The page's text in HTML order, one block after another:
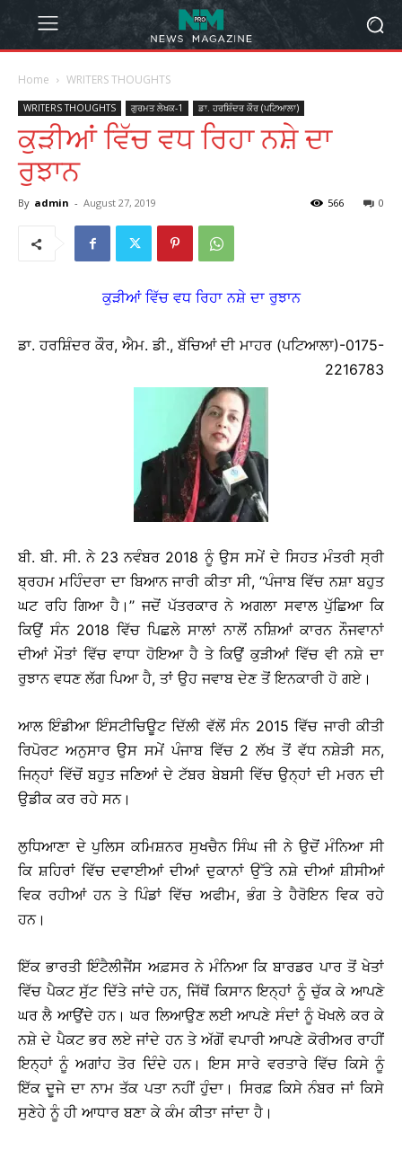
Home WRITERS THOUGHTS
WRITERS THOUGHTS ਗੁਰਮਤ ਲੇਖਕ-1 ਡਾ. ਹਰਸ਼ਿੰਦਰ ਕੌਰ (ਪਟਿਆਲਾ)
ਕੁੜੀਆਂ ਵਿੱਚ ਵਧ ਰਿਹਾ ਨਸ਼ੇ ਦਾ
ਰੁਝਾਨ
By admin - August 27, 2019 0
566
ਕੁੜੀਆਂ ਵਿੱਚ ਵਧ ਰਿਹਾ ਨਸ਼ੇ ਦਾ ਰੁਝਾਨ
ਡਾ. ਹਰਸ਼ਿੰਦਰ ਕੌਰ, ਐਮ. ਡੀ., ਬੱਚਿਆਂ ਦੀ ਮਾਹਰ (ਪਟਿਆਲਾ)-0175-
2216783
ਬੀ. ਬੀ. ਸੀ. ਨੇ 23 ਨਵੰਬਰ 2018 ਨੂੰ ਉਸ ਸਮੇਂ ਦੇ ਸਿਹਤ ਮੰਤਰੀ ਸ੍ਰੀ
ਬ੍ਰਹਮ ਮਹਿੰਦਰਾ ਦਾ ਬਿਆਨ ਜਾਰੀ ਕੀਤਾ ਸੀ, ‘‘ਪੰਜਾਬ ਵਿੱਚ ਨਸ਼ਾ ਬਹੁਤ
ਘਟ ਰਹਿ ਗਿਆ ਹੈ।’’ ਜਦੋਂ ਪੱਤਰਕਾਰ ਨੇ ਅਗਲਾ ਸਵਾਲ ਪੁੱਛਿਆ ਕਿ
ਕਿਉਂ ਸੰਨ 2018 ਵਿੱਚ ਪਿਛਲੇ ਸਾਲਾਂ ਨਾਲੋਂ ਨਸ਼ਿਆਂ ਕਾਰਨ ਨੌਜਵਾਨਾਂ
ਦੀਆਂ ਮੌਤਾਂ ਵਿੱਚ ਵਾਧਾ ਹੋਇਆ ਹੈ ਤੇ ਕਿਉਂ ਕੁੜੀਆਂ ਵਿੱਚ ਵੀ ਨਸ਼ੇ ਦਾ
ਰੁਝਾਨ ਵਧਣ ਲੱਗ ਪਿਆ ਹੈ, ਤਾਂ ਉਹ ਜਵਾਬ ਦੇਣ ਤੋਂ ਇਨਕਾਰੀ ਹੋ ਗਏ।
ਆਲ ਇੰਡੀਆ ਇੰਸਟੀਚਿਊਟ ਦਿੱਲੀ ਵੱਲੋਂ ਸੰਨ 2015 ਵਿੱਚ ਜਾਰੀ ਕੀਤੀ
ਰਿਪੋਰਟ ਅਨੁਸਾਰ ਉਸ ਸਮੇਂ ਪੰਜਾਬ ਵਿੱਚ 2 ਲੱਖ ਤੋਂ ਵੱਧ ਨਸ਼ੇੜੀ ਸਨ,
ਜਿਨ੍ਹਾਂ ਵਿੱਚੋਂ ਬਹੁਤ ਜਣਿਆਂ ਦੇ ਟੱਬਰ ਬੇਬਸੀ ਵਿੱਚ ਉਨ੍ਹਾਂ ਦੀ ਮਰਨ ਦੀ
ਉਡੀਕ ਕਰ ਰਹੇ ਸਨ।
ਲੁਧਿਆਣਾ ਦੇ ਪੁਲਿਸ ਕਮਿਸ਼ਨਰ ਸੁਖਚੈਨ ਸਿੰਘ ਜੀ ਨੇ ਉਦੋਂ ਮੰਨਿਆ ਸੀ
ਕਿ ਸ਼ਹਿਰਾਂ ਵਿੱਚ ਦਵਾਈਆਂ ਦੀਆਂ ਦੁਕਾਨਾਂ ਉੱਤੇ ਨਸ਼ੇ ਦੀਆਂ ਸ਼ੀਸੀਆਂ
ਵਿਕ ਰਹੀਆਂ ਹਨ ਤੇ ਪਿੰਡਾਂ ਵਿੱਚ ਅਫੀਮ, ਭੰਗ ਤੇ ਹੈਰੋਇਨ ਵਿਕ ਰਹੇ
ਹਨ।
ਇੱਕ ਭਾਰਤੀ ਇੰਟੈਲੀਜੈਂਸ ਅਫ਼ਸਰ ਨੇ ਮੰਨਿਆ ਕਿ ਬਾਰਡਰ ਪਾਰ ਤੋਂ ਖੇਤਾਂ
ਵਿੱਚ ਪੈਕਟ ਸੁੱਟ ਦਿੱਤੇ ਜਾਂਦੇ ਹਨ, ਜਿੱਥੋਂ ਕਿਸਾਨ ਇਨ੍ਹਾਂ ਨੂੰ ਚੁੱਕ ਕੇ ਆਪਣੇ
ਘਰ ਲੈ ਆਉਂਦੇ ਹਨ। ਘਰ ਲਿਆਉਣ ਲਈ ਆਪਣੇ ਸੰਦਾਂ ਨੂੰ ਖੋਖਲੇ ਕਰ ਕੇ
ਨਸ਼ੇ ਦੇ ਪੈਕਟ ਭਰ ਲਏ ਜਾਂਦੇ ਹਨ ਤੇ ਅੱਗੋਂ ਵਪਾਰੀ ਆਪਣੇ ਕੋਰੀਅਰ ਰਾਹੀਂ
ਇਨ੍ਹਾਂ ਨੂੰ ਅਗਾਂਹ ਤੋਰ ਦਿੰਦੇ ਹਨ। ਇਸ ਸਾਰੇ ਵਰਤਾਰੇ ਵਿੱਚ ਕਿਸੇ ਨੂੰ
ਇੱਕ ਦੂਜੇ ਦਾ ਨਾਮ ਤੱਕ ਪਤਾ ਨਹੀਂ ਹੁੰਦਾ। ਸਿਰਫ਼ ਕਿਸੇ ਨੰਬਰ ਜਾਂ ਕਿਸੇ
ਸੁਣੇਹੇ ਨੂੰ ਹੀ ਆਧਾਰ ਬਣਾ ਕੇ ਕੰਮ ਕੀਤਾ ਜਾਂਦਾ ਹੈ।